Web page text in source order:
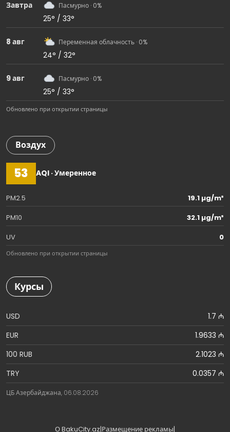
Завтра Пасмурно · 0%
25° / 33°
8 авг Переменная облачность · 0%
24° / 32°
9 авг Пасмурно · 0%
25° / 33°
Обновлено при открытии страницы
Воздух
53 AQI · Умеренное
PM2.5
19.1 µg/m³
PM10
32.1 µg/m³
UV
0
Обновлено при открытии страницы
Курсы
USD
1.7 ₼
EUR
1.9633 ₼
100 RUB
2.1023 ₼
TRY
0.0357 ₼
ЦБ Азербайджана, 06.08.2026
О BakuCity.az|Размещение рекламы|